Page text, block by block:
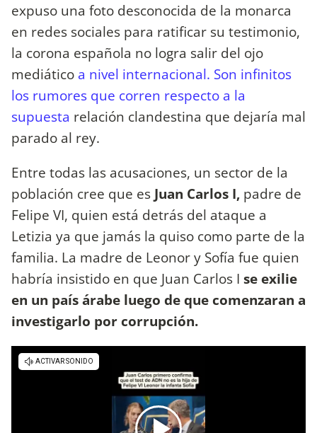
expuso una foto desconocida de la monarca
en redes sociales para ratificar su testimonio,
la corona española no logra salir del ojo
mediático a nivel internacional. Son infinitos
los rumores que corren respecto a la
supuesta relación clandestina que dejaría mal
parado al rey.
Entre todas las acusaciones, un sector de la
población cree que es Juan Carlos I, padre de
Felipe VI, quien está detrás del ataque a
Letizia ya que jamás la quiso como parte de la
familia. La madre de Leonor y Sofía fue quien
habría insistido en que Juan Carlos I se exilie
en un país árabe luego de que comenzaran a
investigarlo por corrupción.